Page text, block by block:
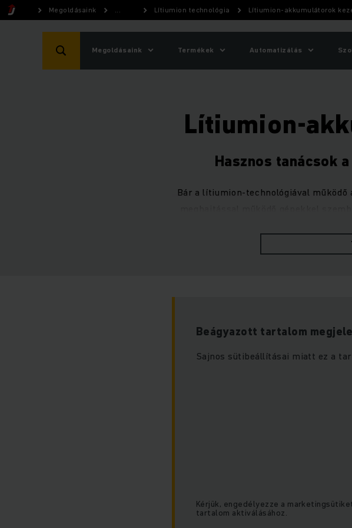
Megoldásaink ... Lítiumion technológia Lítiumion-akkumulátorok
Megoldásaink Termékek Automatizálás
Lítiumion-
Hasznos tanácsok
Bár a lítiumion-technológiával
Beágyazott tartalom
Sajnos sütibeállításai miatt ez a
Kérjük, engedélyezze a
tartalom aktiválásához.